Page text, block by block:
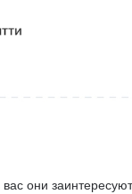
они